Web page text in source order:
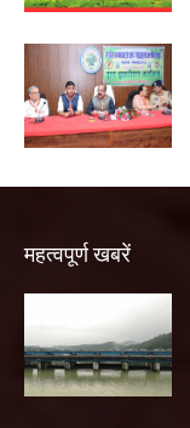
महत्वपूर्ण खबरें